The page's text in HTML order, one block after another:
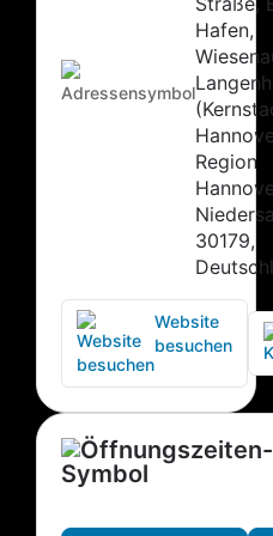
Hafen,
Region
30179,
Website
besuchen